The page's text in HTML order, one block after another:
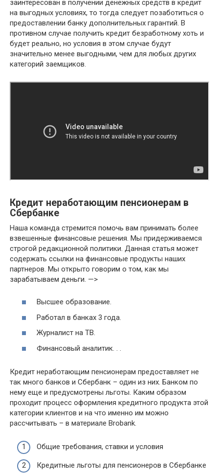
заинтересован в получении денежных средств в кредит
на выгодных условиях, то тогда следует позаботиться о
предоставлении банку дополнительных гарантий. В
противном случае получить кредит безработному хоть и
будет реально, но условия в этом случае будут
значительно менее выгодными, чем для любых других
категорий заемщиков.
Кредит неработающим пенсионерам в
Сбербанке
Наша команда стремится помочь вам принимать более
взвешенные финансовые решения. Мы придерживаемся
строгой редакционной политики. Данная статья может
содержать ссылки на финансовые продукты наших
партнеров. Мы открыто говорим о том, как мы
зарабатываем деньги. —>
Высшее образование.
Работал в банках 3 года.
Журналист на ТВ.
Финансовый аналитик. . .
Кредит неработающим пенсионерам предоставляет не
так много банков и Сбербанк – один из них. Банком по
нему еще и предусмотрены льготы. Каким образом
проходит процесс оформления кредитного продукта этой
категории клиентов и на что именно им можно
рассчитывать – в материале Brobank.
Общие требования, ставки и условия
Кредитные льготы для пенсионеров в Сбербанке